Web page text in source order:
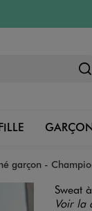
garçon -
Sweat
Voir la